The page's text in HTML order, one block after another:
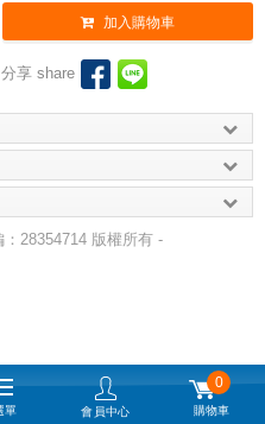
加入購物車
分享 share
28354714 版權所有 -
單 會員中心
0
購物車